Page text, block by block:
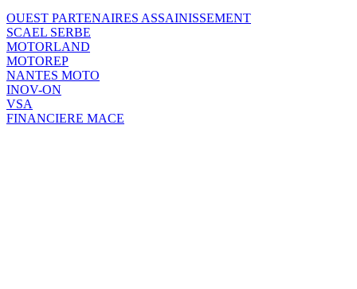
OUEST PARTENAIRES ASSAINISSEMENT
SCAEL SERBE
MOTORLAND
MOTOREP
NANTES MOTO
INOV-ON
VSA
FINANCIERE MACE